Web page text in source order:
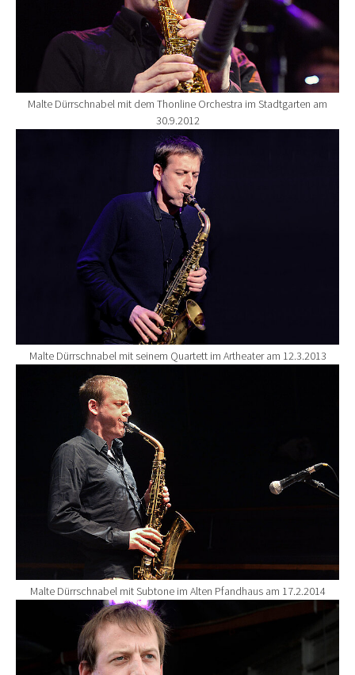
Malte Dürrschnabel mit dem Thonline Orchestra im Stadtgarten am
30.9.2012
Show larger version for:
Malte Dürrschnabel mit seinem Quartett im Artheater am 12.3.2013
Show larger version for:
Malte Dürrschnabel mit Subtone im Alten Pfandhaus am 17.2.2014
Show larger version for: